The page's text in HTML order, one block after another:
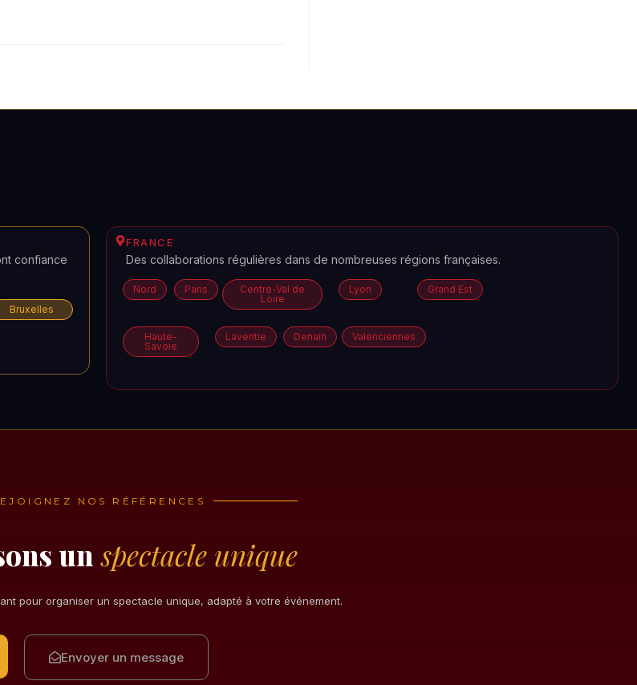
confiance
Bruxelles
FRANCE
Des collaborations régulières dans de nombreuses régions françaises.
Nord Paris
Centre-Val de
Loire
Lyon Grand Est
Haute-
Savoie
Laventie Denain Valenciennes
NOS RÉFÉRENCES
un spectacle unique
pour organiser un spectacle unique, adapté à votre événement.
Envoyer un message